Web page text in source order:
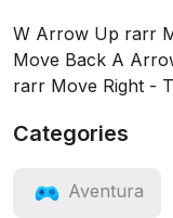
W Arrow Up rarr
Move Back A
rarr Move Right -
Categories
Aventura